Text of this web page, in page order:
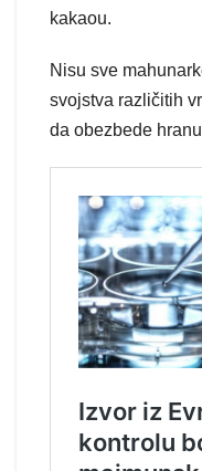
kakaou.
Nisu sve
svojstva različitih
da obezbede